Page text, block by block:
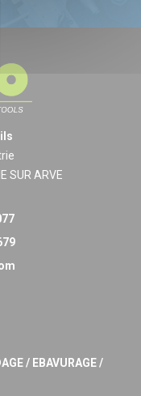
SUR ARVE
/ EBAVURAGE /